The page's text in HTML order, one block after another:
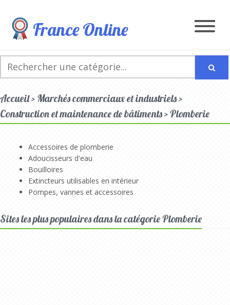
France Online
Accueil > Marchés commerciaux et industriels >
Construction et maintenance de bâtiments > Plomberie
Accessoires de plomberie
Adoucisseurs d'eau
Bouilloires
Extincteurs utilisables en intérieur
Pompes, vannes et accessoires
Sites les plus populaires dans la catégorie Plomberie